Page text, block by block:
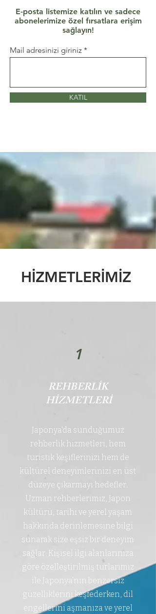
E-posta listemize katılın ve sadece
abonelerimize özel fırsatlara erişim
sağlayın!
Mail adresinizi giriniz
KATIL
HİZMETLERİMİZ
1
REHBERLİK
HİZMETLERİ
Japonya'da sunduğumuz
rehberlik hizmetleri, hem
turistik keşiflerinizi hem de
kültürel deneyimlerinizi en üst
düzeye çıkarmayı hedefler.
Uzman rehberlerimiz, Japon
kültürü, tarihi ve yerel yaşam
hakkında derinlemesine bilgi
sunarak size eşsiz bir deneyim
sağlar. Kişisel ilgi alanlarınıza
göre özelleştirilmiş turlarımız
ile Japonya’nın benzersiz
güzelliklerini keşfederken, dil
engellerini aşmanıza ve yerel